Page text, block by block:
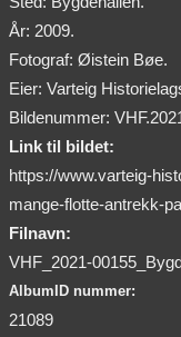
År: 2009.
Fotograf: Øistein Bøe.
Eier: Varteig
Bildenummer:
Link til bildet:
https://www.varteig-
mange-flotte-antrekk-
Filnavn:
VHF_2021-
AlbumID nummer:
21089